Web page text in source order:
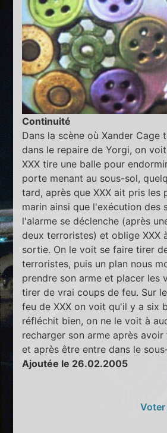
Continuité
Dans la scène où Xander Cage
dans le repaire de Yorgi, on
XXX tire une balle pour
porte menant au sous-sol,
tard, après que XXX ait pris les
marin ainsi que l'exécution des
l'alarme se déclenche (après
deux terroristes) et oblige XXX
sortie. On le voit se faire tirer
terroristes, puis un plan nous
prendre son arme et placer les
tirer de vrai coups de feu. Sur
feu de XXX on voit qu'il y a six
réfléchit bien, on ne le voit à
recharger son arme après
et après être entre dans le
Ajoutée le 26.02.2005